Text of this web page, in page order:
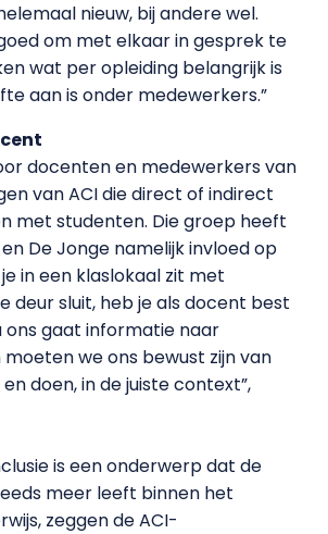
nieuw, bij andere wel.
om met elkaar in gesprek te
wat per opleiding belangrijk is
aan is onder medewerkers.”
docenten en medewerkers van
van ACI die direct of indirect
met studenten. Die groep heeft
De Jonge namelijk invloed op
in een klaslokaal zit met
deur sluit, heb je als docent best
ons gaat informatie naar
we ons bewust zijn van
doen, in de juiste context”,
is een onderwerp dat de
meer leeft binnen het
zeggen de ACI-